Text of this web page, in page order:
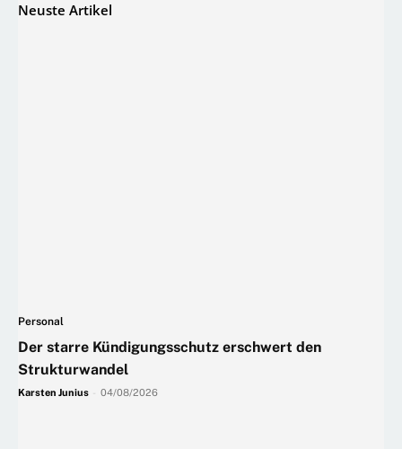
Neuste Artikel
Personal
Der starre Kündigungsschutz erschwert den
Strukturwandel
Karsten Junius 04/08/2026